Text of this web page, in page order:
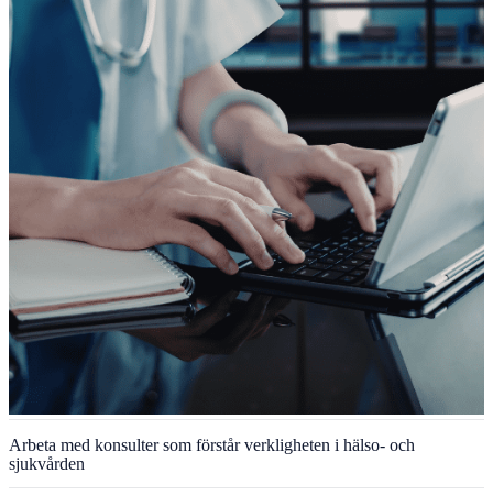
Arbeta med konsulter som förstår verkligheten i hälso- och
sjukvården